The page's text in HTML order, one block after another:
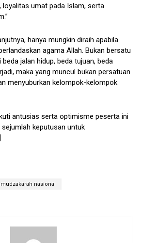
loyalitas umat pada Islam, serta
hanya mungkin diraih apabila
agama Allah. Bukan bersatu
jalan hidup, beda tujuan, beda
maka yang muncul bukan persatuan
menyuburkan kelompok-kelompok
antusias serta optimisme peserta ini
keputusan untuk
mudzakarah nasional